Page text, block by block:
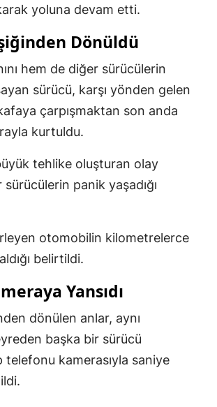
yoluna devam etti.
Dönüldü
hem de diğer sürücülerin
sürücü, karşı yönden gelen
çarpışmaktan son anda
kurtuldu.
tehlike oluşturan olay
sürücülerin panik yaşadığı
otomobilin kilometrelerce
belirtildi.
Yansıdı
dönülen anlar, aynı
başka bir sürücü
telefonu kamerasıyla saniye